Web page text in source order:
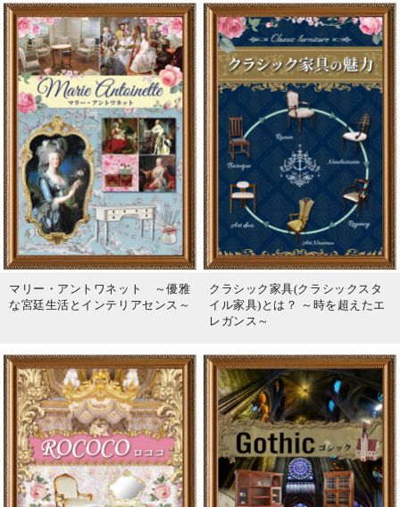
マリー・アントワネット ～優雅
な宮廷生活とインテリアセンス～
クラシック家具(クラシックスタ
イル家具)とは？ ～時を超えたエ
レガンス～